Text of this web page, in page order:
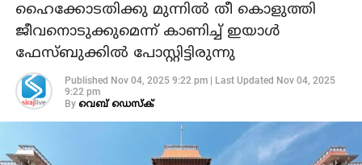
ഹൈക്കോടതിക്കു മുന്നില്‍ തീ കൊളുത്തി
ജീവനൊടുക്കുമെന്ന് കാണിച്ച് ഇയാള്‍
ഫേസ്ബുക്കില്‍ പോസ്റ്റിട്ടിരുന്നു
Published Nov 04, 2025 9:22 pm| Last Updated Nov 04, 2025
9:22 pm
By വെബ് ഡെസ്‌ക്